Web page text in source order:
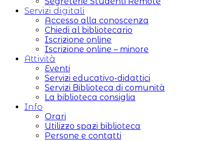
Servizi digitali
Accesso alla conoscenza
Chiedi al bibliotecario
Iscrizione online
Iscrizione online – minore
Attività
Eventi
Servizi educativo-didattici
Servizi Biblioteca di comunità
La biblioteca consiglia
Info
Orari
Utilizzo spazi biblioteca
Persone e contatti